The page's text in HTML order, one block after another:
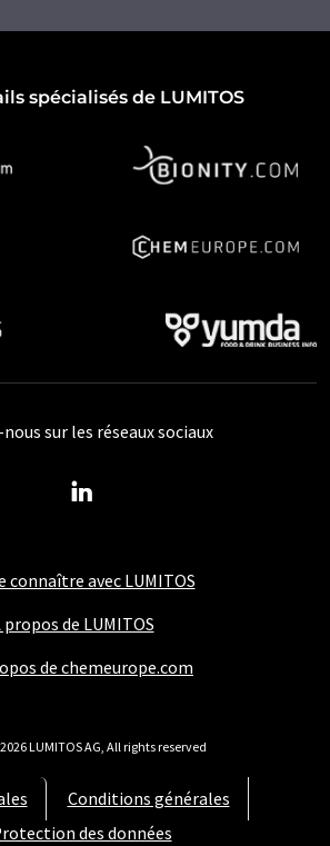
spécialisés de LUMITOS
connaître avec LUMITOS
propos de LUMITOS
de chemeurope.com
Conditions générales
des données
sur les réseaux sociaux
LUMITOS AG, All rights reserved